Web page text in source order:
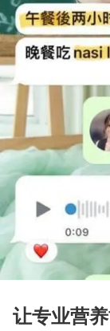
让专业营